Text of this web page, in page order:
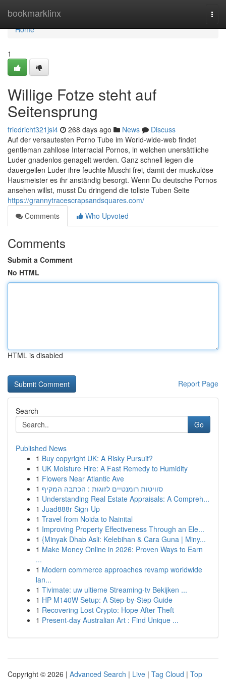
bookmarklinx
Home
Home
1
Willige Fotze steht auf
Seitensprung
friedricht321jsi4 268 days ago News
Discuss
Auf der versautesten Porno Tube im World-wide-web findet
gentleman zahllose Interracial Pornos, in welchen unersättliche
Luder gnadenlos genagelt werden. Ganz schnell legen die
dauergeilen Luder ihre feuchte Muschi frei, damit der muskulöse
Hausmeister es ihr anständig besorgt. Wenn Du deutsche Pornos
ansehen willst, musst Du dringend die tollste Tuben Seite
https://grannytracescrapsandsquares.com/
Comments
Who Upvoted
Comments
Submit a Comment
No HTML
HTML is disabled
Report Page
Search
Go
Published News
1 Buy copyright UK: A Risky Pursuit?
1 UK Moisture Hire: A Fast Remedy to Humidity
1 Flowers Near Atlantic Ave
1 סוויטות רומנטיים לזוגות : הכתבה המקיף
1 Understanding Real Estate Appraisals: A Compreh...
1 Juad888r Sign-Up
1 Travel from Noida to Nainital
1 Improving Property Effectiveness Through an Ele...
1 {Minyak Dhab Asli: Kelebihan & Cara Guna | Miny...
1 Make Money Online in 2026: Proven Ways to Earn
...
1 Modern commerce approaches revamp worldwide
lan...
1 Tivimate: uw ultieme Streaming-tv Bekijken ...
1 HP M140W Setup: A Step-by-Step Guide
1 Recovering Lost Crypto: Hope After Theft
1 Present-day Australian Art : Find Unique ...
Copyright © 2026 | Advanced Search | Live | Tag Cloud | Top